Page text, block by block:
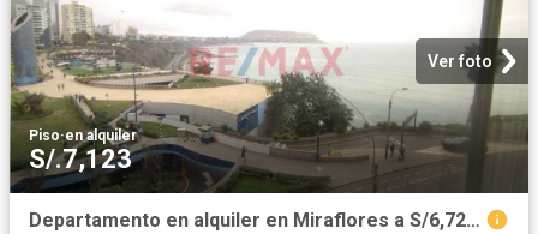
Ver foto
Piso·en alquiler
S/.7,123
Departamento en alquiler en Miraflores a S/6,720 al mes